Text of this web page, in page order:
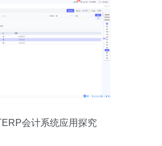
会计系统应用探究